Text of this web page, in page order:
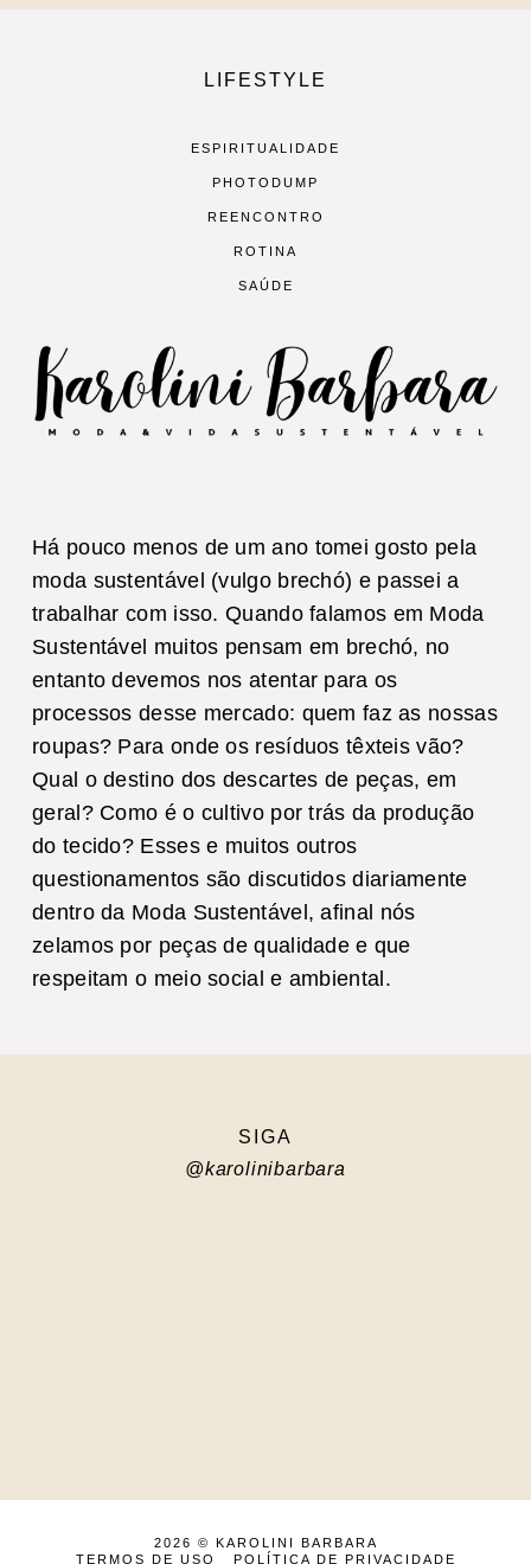
LIFESTYLE
ESPIRITUALIDADE
PHOTODUMP
REENCONTRO
ROTINA
SAÚDE
Há pouco menos de um ano tomei gosto pela
moda sustentável (vulgo brechó) e passei a
trabalhar com isso. Quando falamos em Moda
Sustentável muitos pensam em brechó, no
entanto devemos nos atentar para os
processos desse mercado: quem faz as nossas
roupas? Para onde os resíduos têxteis vão?
Qual o destino dos descartes de peças, em
geral? Como é o cultivo por trás da produção
do tecido? Esses e muitos outros
questionamentos são discutidos diariamente
dentro da Moda Sustentável, afinal nós
zelamos por peças de qualidade e que
respeitam o meio social e ambiental.
SIGA
@karolinibarbara
2026 © KAROLINI BARBARA
TERMOS DE USO
POLÍTICA DE PRIVACIDADE